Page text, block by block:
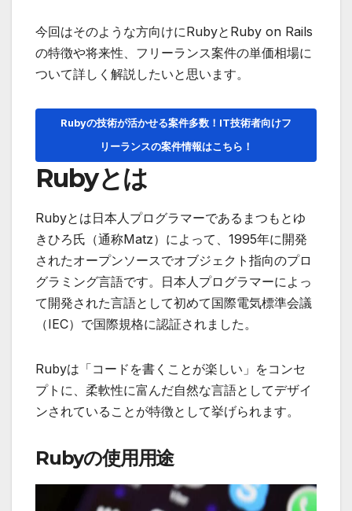
今回はそのような方向けにRubyとRuby on Rails
の特徴や将来性、フリーランス案件の単価相場に
ついて詳しく解説したいと思います。
Rubyの技術が活かせる案件多数！IT技術者向けフ
リーランスの案件情報はこちら！
Rubyとは
Rubyとは日本人プログラマーであるまつもとゆ
きひろ氏（通称Matz）によって、1995年に開発
されたオープンソースでオブジェクト指向のプロ
グラミング言語です。日本人プログラマーによっ
て開発された言語として初めて国際電気標準会議
（IEC）で国際規格に認証されました。
Rubyは 「コードを書くことが楽しい」をコンセ
プトに、柔軟性に富んだ自然な言語としてデザイ
ンされている ことが特徴として挙げられます。
Rubyの使用用途